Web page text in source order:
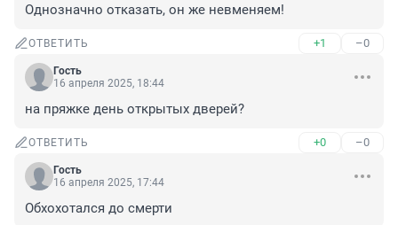
Однозначно отказать, он же невменяем!
ОТВЕТИТЬ +1 –0
Гость
16 апреля 2025, 18:44
на пряжке день открытых дверей?
ОТВЕТИТЬ +0 –0
Гость
16 апреля 2025, 17:44
Обхохотался до смерти